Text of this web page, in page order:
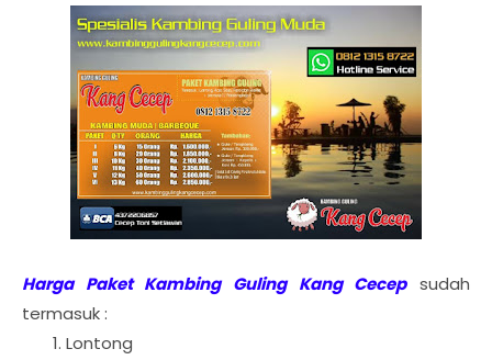
Harga Paket Kambing Guling Kang Cecepsudah
termasuk :
Lontong